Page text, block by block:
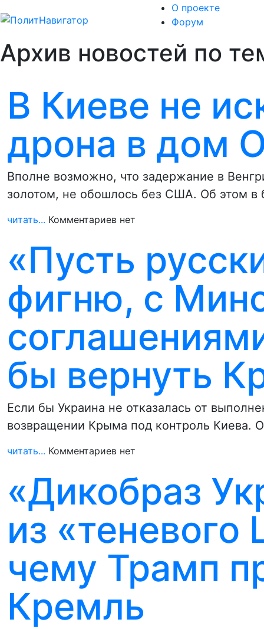
О проекте
Форум
Архив новостей по
В Киеве не
дрона в дом
Вполне возможно, что задержание в
золотом, не обошлось без США. Об этом в
читать... Комментариев нет
«Пусть
фигню, с
бы вернуть
Если бы Украина не отказалась от
возвращении Крыма под контроль Киева.
читать... Комментариев нет
«Дикобраз
из
чему Трамп
Кремль